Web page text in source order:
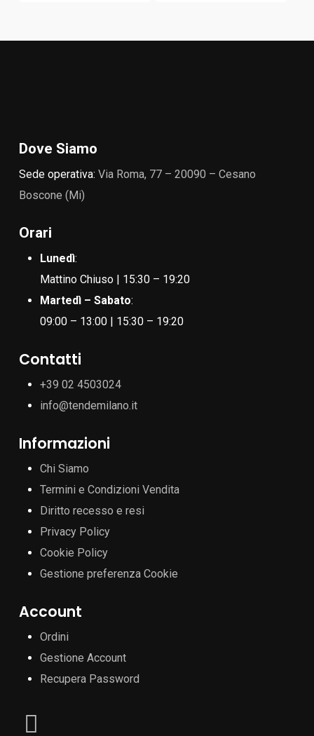
Dove Siamo
Sede operativa: Via Roma, 77 – 20090 – Cesano
Boscone (Mi)
Orari
Lunedì:
Mattino Chiuso | 15:30 – 19:20
Martedì – Sabato:
09:00 – 13:00 | 15:30 – 19:20
Contatti
+39 02 4503024
info@tendemilano.it
Informazioni
Chi Siamo
Termini e Condizioni Vendita
Diritto recesso e resi
Privacy Policy
Cookie Policy
Gestione preferenza Cookie
Account
Ordini
Gestione Account
Recupera Password